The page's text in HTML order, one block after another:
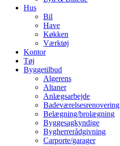
Hus
Bil
Have
Køkken
Værktøj
Kontor
Tøj
Byggetilbud
Algerens
Altaner
Anlægsarbejde
Badeværelsesrenovering
Belægning/brolægning
Byggesagkyndige
Bygherrerådgivning
Carporte/garager